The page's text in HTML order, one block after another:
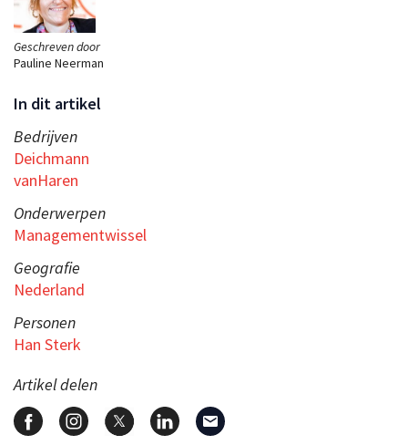
Geschreven door
Pauline Neerman
In dit artikel
Bedrijven
Deichmann
vanHaren
Onderwerpen
Managementwissel
Geografie
Nederland
Personen
Han Sterk
Artikel delen